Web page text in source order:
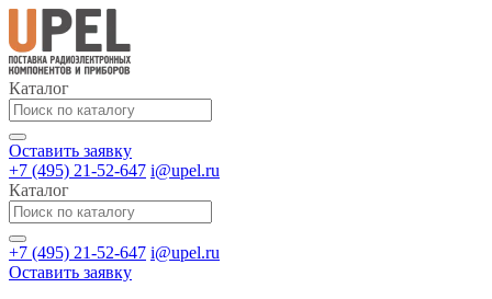
Каталог
Оставить заявку
+7 (495) 21-52-647 i@upel.ru
Каталог
+7 (495) 21-52-647 i@upel.ru
Оставить заявку